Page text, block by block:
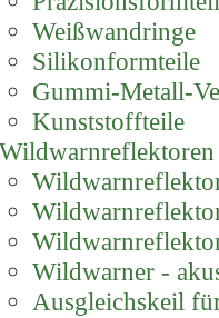
Weißwandringe
Silikonformteile
Gummi-Metall-
Kunststoffteile
Wildwarnreflektoren
Wildwarner -
Ausgleichskeil